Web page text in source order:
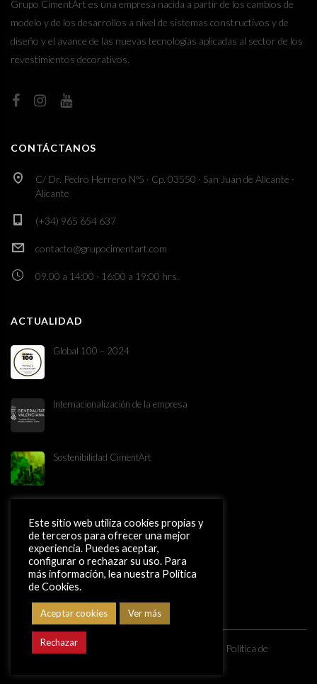
Grupo CimentArt es una empresa nacida a partir de los cambios de
modelo y de los desarrollos a nivel de sistemas constructivos y de
diseño y el avance de las nuevas tecnologías aplicadas al sector de los
revestimientos decorativos.
CONTÁCTANOS
C/ Dr. Pedro Herrero Nº5 · Cp. 03550 · San Juan de Alicante ·
Alicante
(+34) 965 654 637
contacto@grupocimentart.com
09.00 a 14:00 · 16:00 a 19:00 hrs.
ACTUALIDAD
Global 100 – 2024
Internacionalización de la empresa
Sostenibilidad CimentArt
PYME INNOVADORA
Copyright ©2026
Política de
Este sitio web utiliza cookies propias y
de terceros para ofrecer una mejor
experiencia. Puedes aceptar,
configurar o rechazar su uso. Para
más información, lea nuestra Política
de Cookies.
Aceptar cookies Ver más
Rechazar